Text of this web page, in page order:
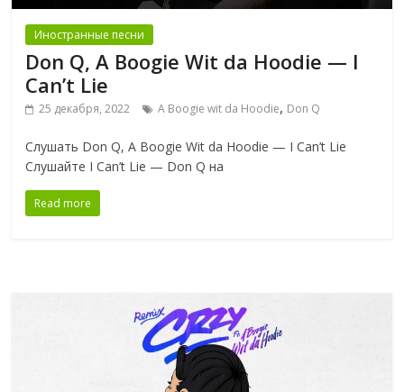
Иностранные песни
Don Q, A Boogie Wit da Hoodie — I
Can’t Lie
25 декабря, 2022 A Boogie wit da Hoodie, Don Q
Слушать Don Q, A Boogie Wit da Hoodie — I Can’t Lie
Слушайте I Can’t Lie — Don Q на
Read more